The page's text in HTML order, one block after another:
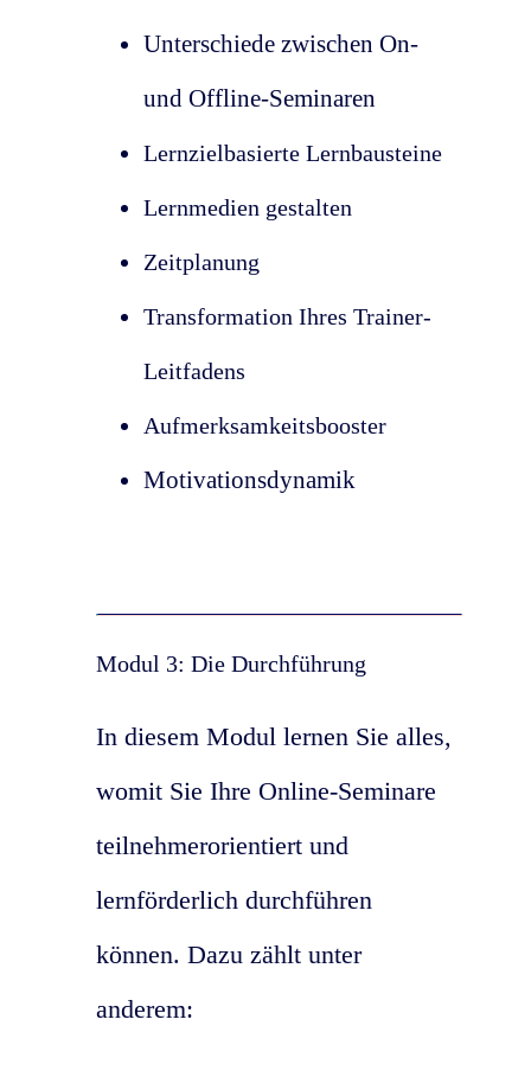
Unterschiede zwischen On-
und Offline-Seminaren
Lernzielbasierte Lernbausteine
Lernmedien gestalten
Zeitplanung
Transformation Ihres Trainer-
Leitfadens
Aufmerksamkeitsbooster
Motivationsdynamik
Modul 3: Die Durchführung
In diesem Modul lernen Sie alles,
womit Sie Ihre Online-Seminare
teilnehmerorientiert und
lernförderlich durchführen
können. Dazu zählt unter
anderem: